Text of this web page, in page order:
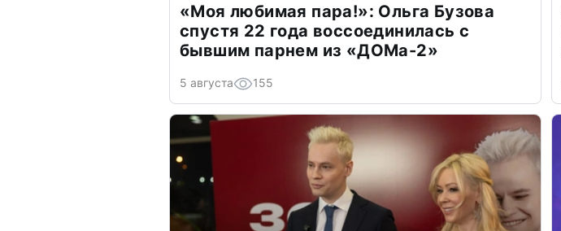
«Моя любимая пара!»: Ольга Бузова
спустя 22 года воссоединилась с
бывшим парнем из «ДОМа-2»
5 августа 155